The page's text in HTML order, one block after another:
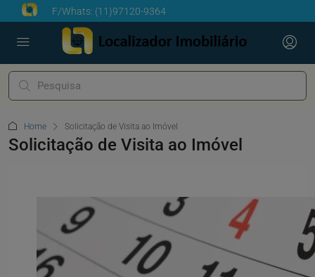
F/Whats: (11)97120-9364
Home Solicitação de Visita ao Imóvel
Solicitação de Visita ao Imóvel